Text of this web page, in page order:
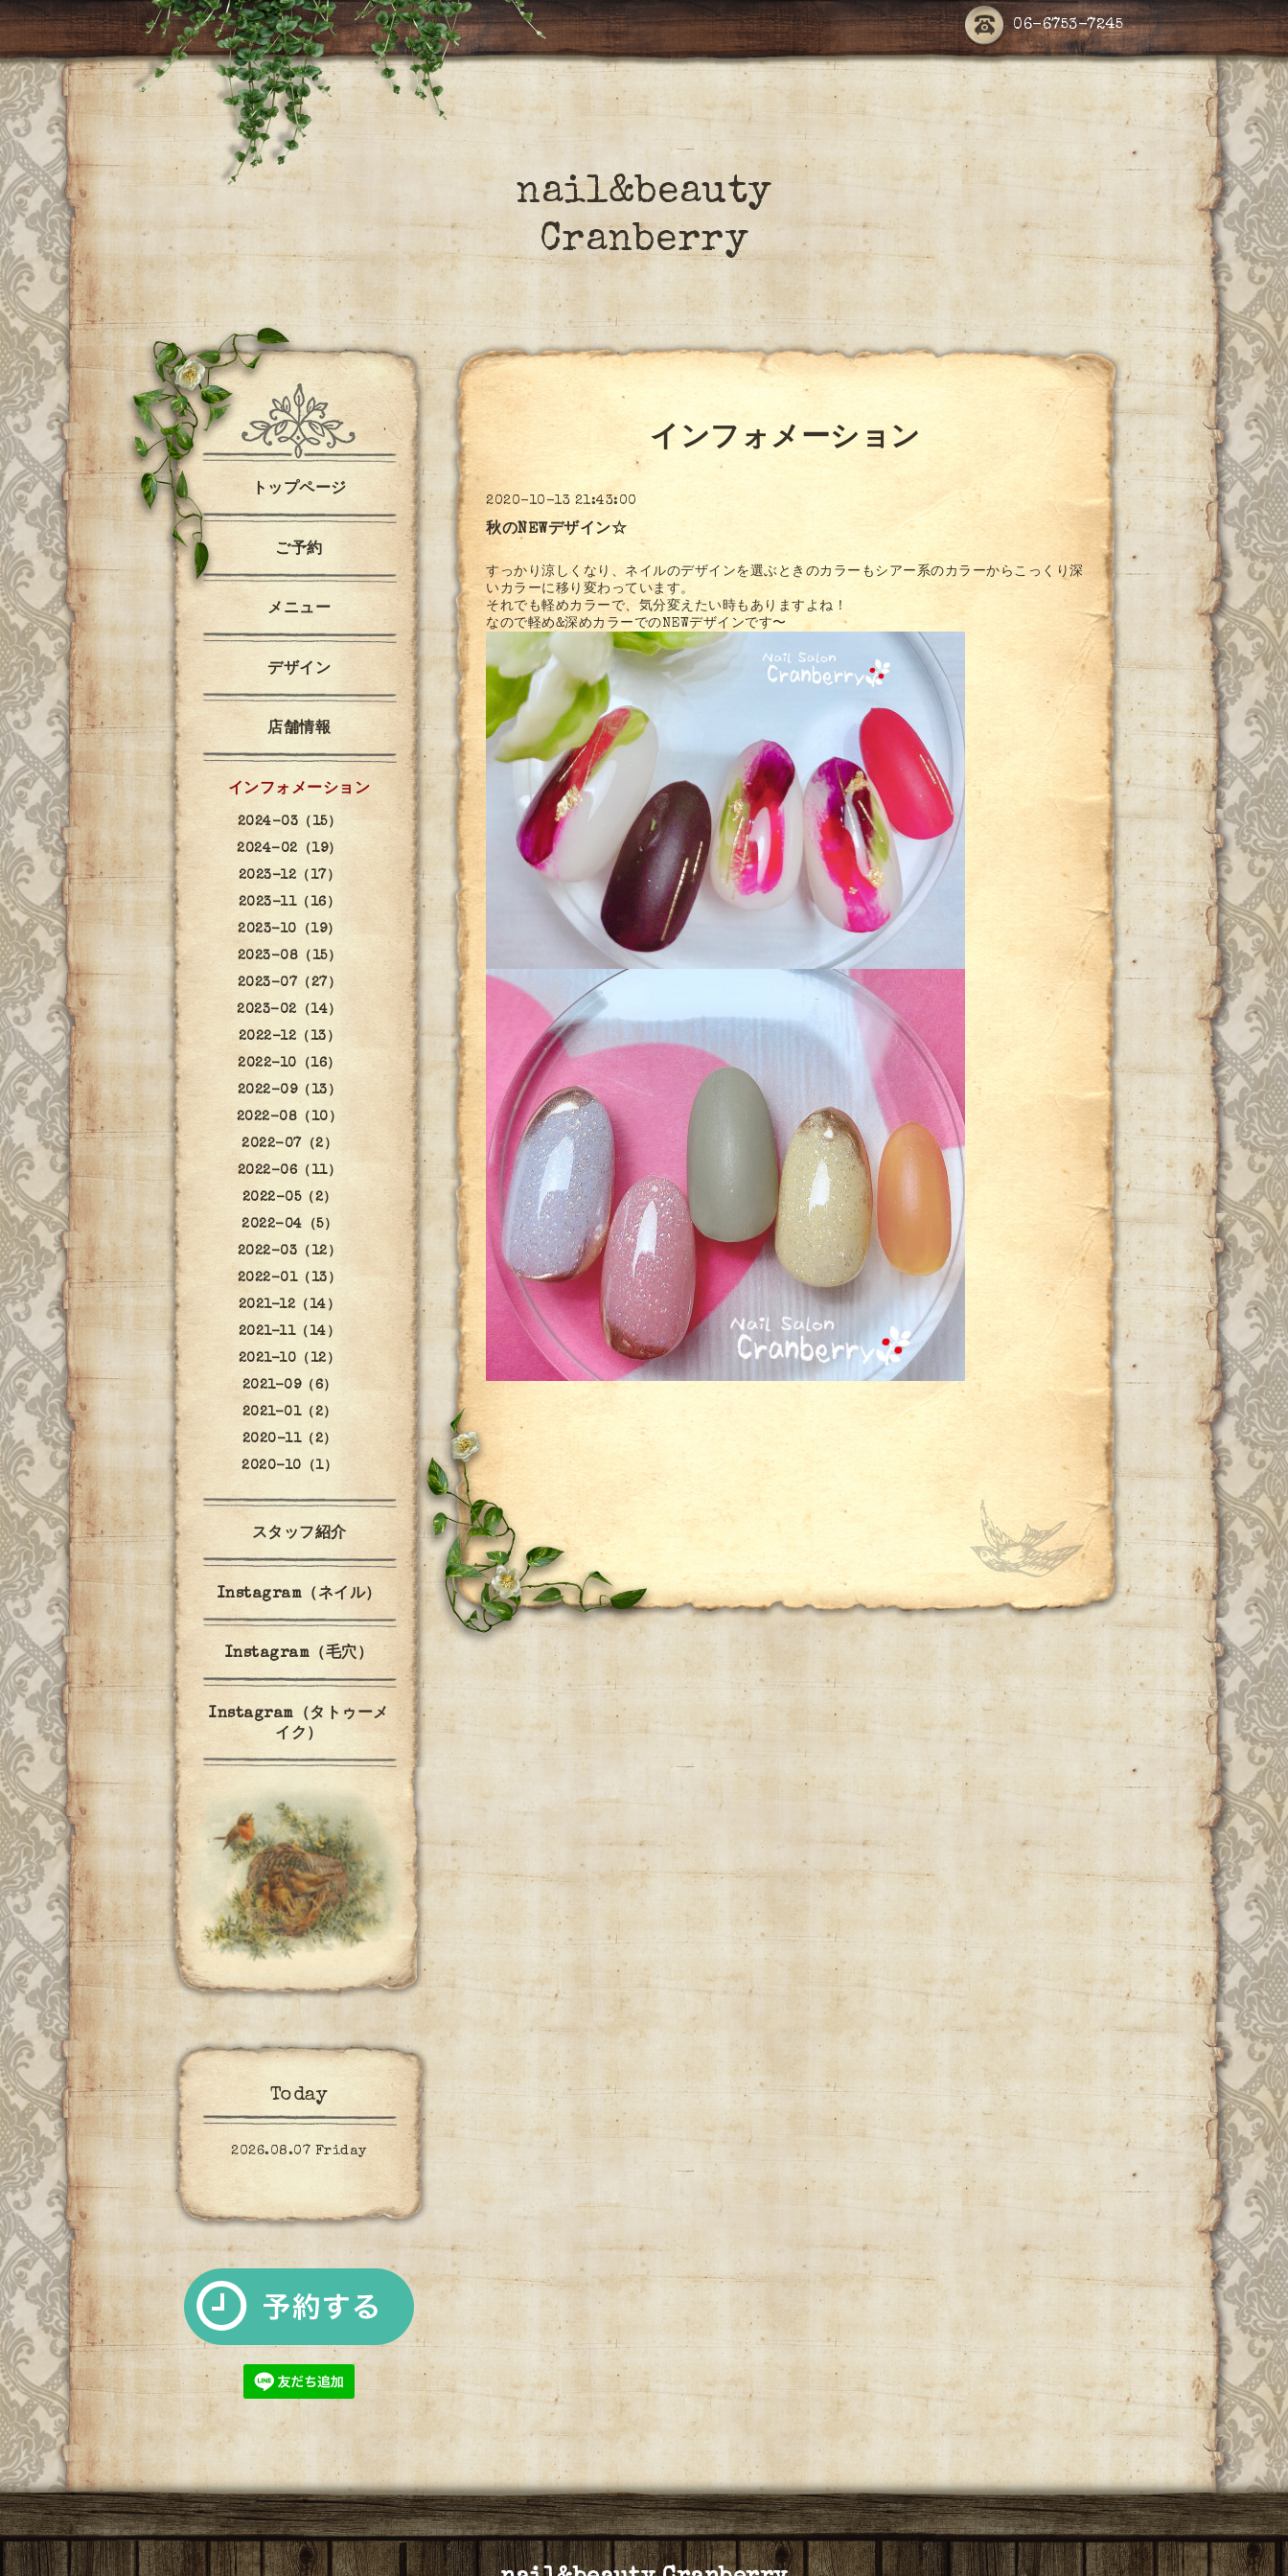
06-6753-7245
nail&beauty
Cranberry
インフォメーション
2020-10-13 21:43:00
秋のNEWデザイン☆
すっかり涼しくなり、ネイルのデザインを選ぶときのカラーもシアー系のカラーからこっくり深
いカラーに移り変わっています。
それでも軽めカラーで、気分変えたい時もありますよね！
なので軽め&深めカラーでのNEWデザインです〜
トップページ
ご予約
メニュー
デザイン
店舗情報
インフォメーション
2024-03（15）
2024-02（19）
2023-12（17）
2023-11（16）
2023-10（19）
2023-08（15）
2023-07（27）
2023-02（14）
2022-12（13）
2022-10（16）
2022-09（13）
2022-08（10）
2022-07（2）
2022-06（11）
2022-05（2）
2022-04（5）
2022-03（12）
2022-01（13）
2021-12（14）
2021-11（14）
2021-10（12）
2021-09（6）
2021-01（2）
2020-11（2）
2020-10（1）
スタッフ紹介
Instagram（ネイル）
Instagram（毛穴）
Instagram（タトゥーメ
イク）
Today
2026.08.07 Friday